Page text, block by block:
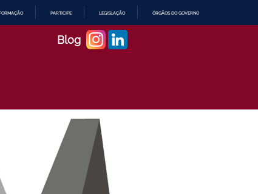
PARTICIPE LEGISLAÇÃO ÓRGÃOS DO GOVERNO
Blog